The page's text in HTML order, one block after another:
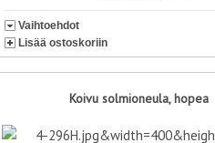
Vaihtoehdot
Lisää ostoskoriin
Koivu solmioneula, hopea